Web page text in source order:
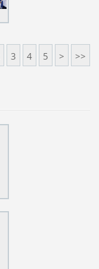
3 4 5 > >>